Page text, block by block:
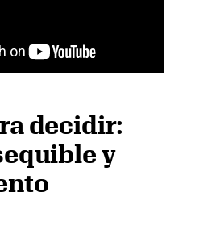
decidir:
y